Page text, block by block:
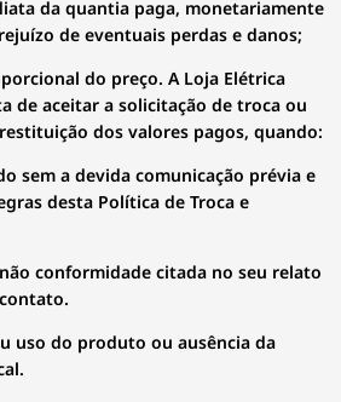
da quantia paga, monetariamente
de eventuais perdas e danos;
do preço. A Loja Elétrica
de aceitar a solicitação de troca ou
dos valores pagos, quando:
sem a devida comunicação prévia e
desta Política de Troca e
conformidade citada no seu relato
uso do produto ou ausência da